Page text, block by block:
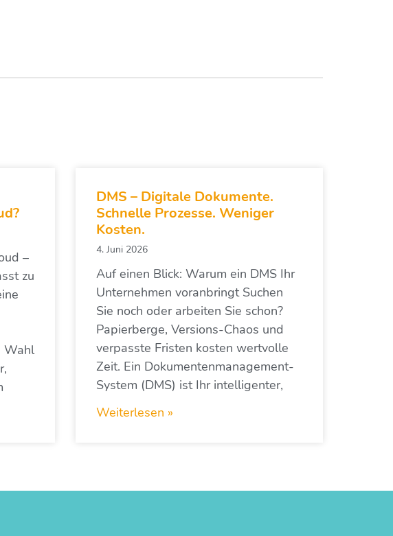
–
zu
Wahl
DMS – Digitale Dokumente.
Schnelle Prozesse. Weniger
Kosten.
4. Juni 2026
Auf einen Blick: Warum ein DMS Ihr
Unternehmen voranbringt Suchen
Sie noch oder arbeiten Sie schon?
Papierberge, Versions-Chaos und
verpasste Fristen kosten wertvolle
Zeit. Ein Dokumentenmanagement-
System (DMS) ist Ihr intelligenter,
Weiterlesen »